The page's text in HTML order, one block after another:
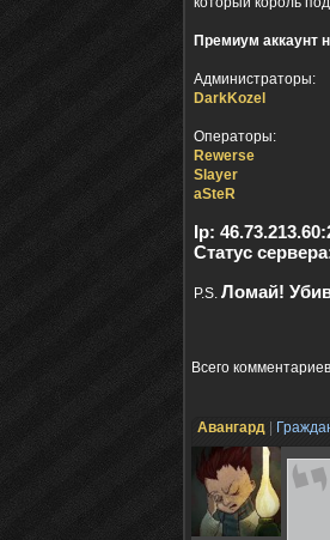
Премиум аккаунт
Администраторы:
DarkKozel
Операторы:
Rewerse
Slаyer
aSteR
Ip:
Статус
P.S. Ломай!
Всего комментариев
Авангард